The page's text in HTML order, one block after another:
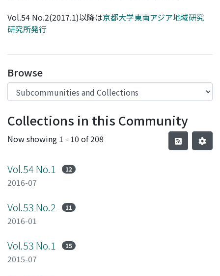
Vol.54 No.2(2017.1)以降は京都大学東南アジア地域研究
研究所発行
Browse
Collections in this Community
Now showing 1 - 10 of 208
Vol.54 No.1 12
2016-07
Vol.53 No.2 11
2016-01
Vol.53 No.1 15
2015-07